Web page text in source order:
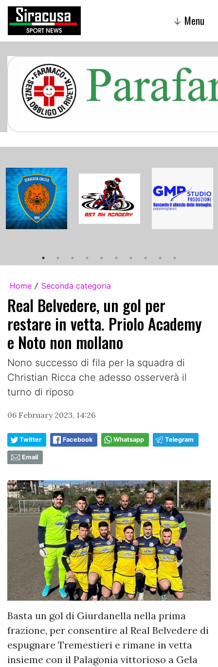
↓ Menu
Home / Seconda categoria
Real Belvedere, un gol per
restare in vetta. Priolo Academy
e Noto non mollano
Nono successo di fila per la squadra di
Christian Ricca che adesso osserverà il
turno di riposo
06 February 2023, 14:26
Twitter Facebook Whatsapp Telegram
Email
Basta un gol di Giurdanella nella prima
frazione, per consentire al Real Belvedere di
espugnare Tremestieri e rimane in vetta
insieme con il Palagonia vittorioso a Gela